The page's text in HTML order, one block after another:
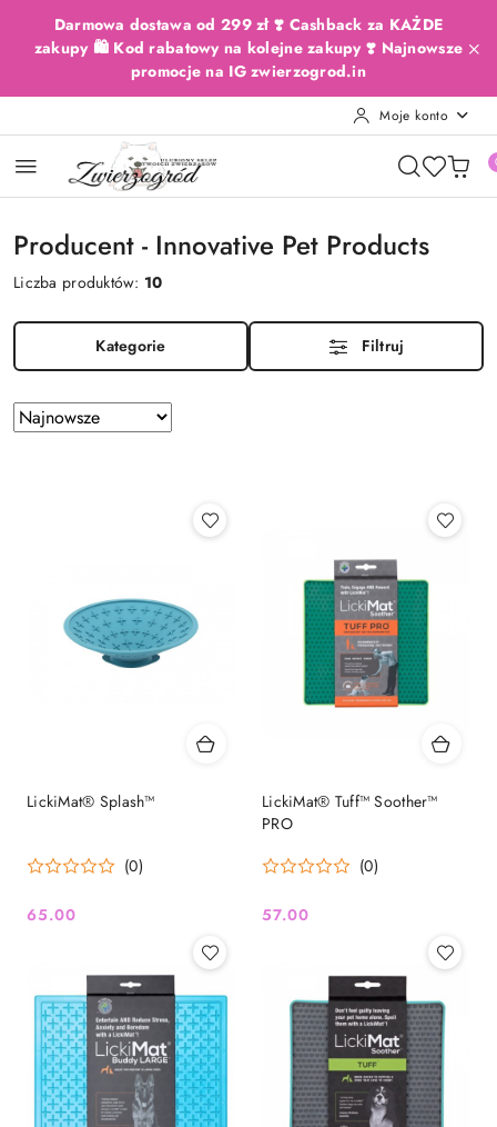
Przejdź do treści głównej
Przejdź do wyszukiwarki
Przejdź do moje konto
Przejdź do menu głównego
Przejdź do stopki
Darmowa dostawa od 299 zł ❣️ Cashback za KAŻDE
zakupy 🛍️ Kod rabatowy na kolejne zakupy ❣️ Najnowsze
promocje na IG zwierzogrod.in
Moje konto
Producent - Innovative Pet Products
Liczba produktów: 10
Kategorie Filtruj
Zastosowano
sortowanie:
Sortuj
według
LickiMat® Splash™
(0)
Cena:
65.00
LickiMat® Tuff™ Soother™
PRO
(0)
Cena:
57.00